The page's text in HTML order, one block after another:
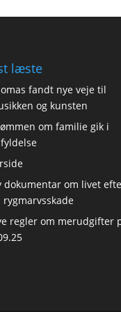
læste
fandt nye veje til
og kunsten
om familie gik i
dokumentar om livet
rygmarvsskade
regler om merudgifter